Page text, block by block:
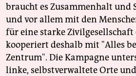
braucht es Zusammenhalt und
und vor allem mit den
für eine starke Zivilgesellschaft
kooperiert deshalb mit "Alles
Zentrum". Die Kampagne
linke, selbstverwaltete Orte